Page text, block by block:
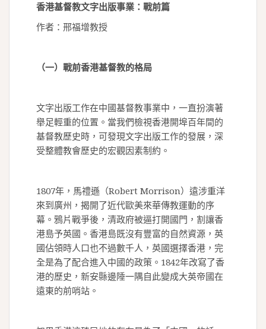
香港基督教文字出版事業：戰前篇
作者：邢福增教授
（一）戰前香港基督教的格局
文字出版工作在中國基督教事業中，一直扮演著
舉足輕重的位置。當我們檢視香港開埠百年間的
基督教歷史時，可發現文字出版工作的發展，深
受整體教會歷史的宏觀因素制約。
1807年，馬禮遜（Robert Morrison）遠涉重洋
來到廣州，揭開了近代歐美來華傳教運動的序
幕。鴉片戰爭後，清政府被逼打開國門，割讓香
港島予英國。香港島既沒有豐富的自然資源，英
國佔領時人口也不過數千人，英國選擇香港，完
全是為了配合進入中國的政策。1842年改寫了香
港的歷史，新安縣邊陲一隅自此變成大英帝國在
遠東的前哨站。